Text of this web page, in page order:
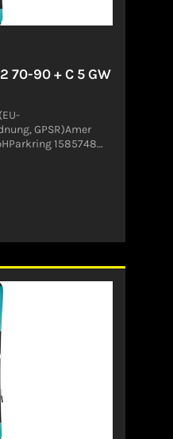
70-90 + C 5 GW
GPSR)Amer
1585748